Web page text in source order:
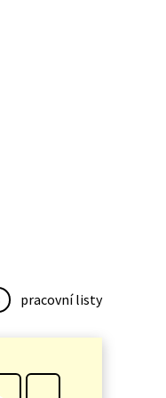
pracovní listy